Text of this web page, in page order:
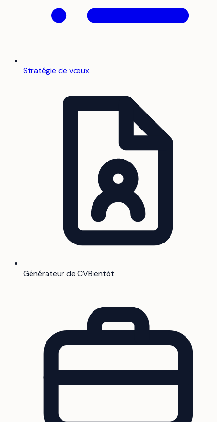
Stratégie de vœux
Générateur de CVBientôt